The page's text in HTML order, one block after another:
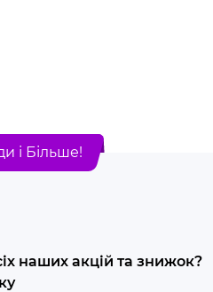
і Більше!
наших акцій та знижок?